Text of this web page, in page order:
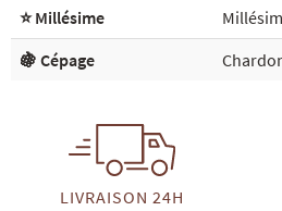
⭐ Millésime
🍇 Cépage
LIVRAISON 24H